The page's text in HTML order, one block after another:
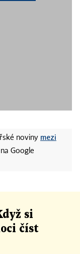
noviny mezi
na Google
si
číst